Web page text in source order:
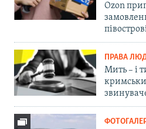
Ozon
ПРАВА
Мить – і